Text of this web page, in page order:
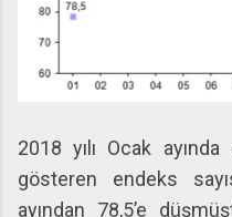
2018 yılı Ocak
gösteren endeks
ayından 78,5’e